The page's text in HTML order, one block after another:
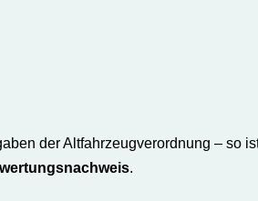
der Altfahrzeugverordnung – so
.